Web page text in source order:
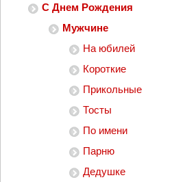
С Днем Рождения
Мужчине
На юбилей
Короткие
Прикольные
Тосты
По имени
Парню
Дедушке